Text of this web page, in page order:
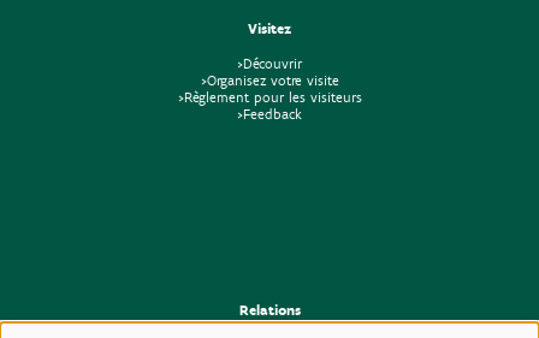
Visitez
>Découvrir
>Organisez votre visite
>Règlement pour les visiteurs
>Feedback
Relations